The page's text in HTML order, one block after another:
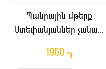
Պանրային մթերք
Ստեփանյաններ չանախ
1960 ֏